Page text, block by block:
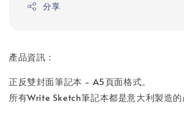
分享
產品資訊：
正反雙封面筆記本 - A5頁面格式。
所有Write Sketch筆記本都是意大利製造的